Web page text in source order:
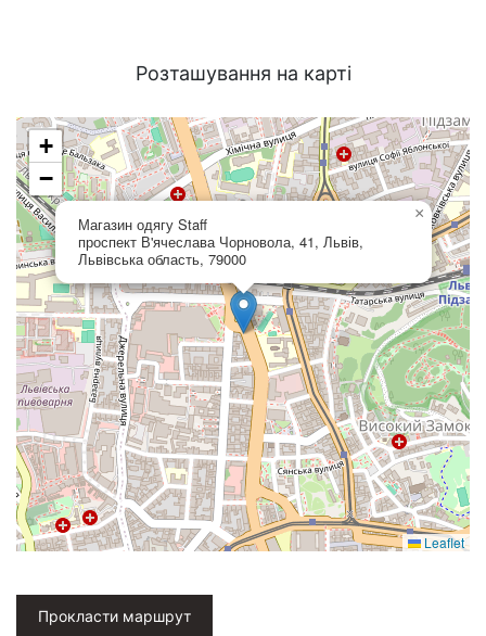
Розташування на карті
Магазин одягу Staff
проспект В'ячеслава Чорновола, 41, Львів,
Львівська область, 79000
×
+
−
Leaflet
Прокласти маршрут